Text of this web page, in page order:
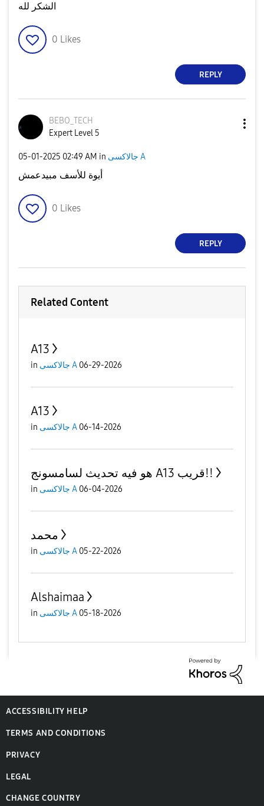
الشكر لله
0 Likes
REPLY
BEBO_TECH
Expert Level 5
‎05-01-2025 02:49 AM in جالاكسى A
أيوة للأسف مبيدعمش
0 Likes
REPLY
Related Content
A13
in جالاكسى A 06-29-2026
A13
in جالاكسى A 06-14-2026
هو فيه تحديث لسامسونج A13 قريب!!
in جالاكسى A 06-04-2026
محمد
in جالاكسى A 05-22-2026
Alshaimaa
in جالاكسى A 05-18-2026
ACCESSIBILITY HELP
TERMS AND CONDITIONS
PRIVACY
LEGAL
CHANGE COUNTRY